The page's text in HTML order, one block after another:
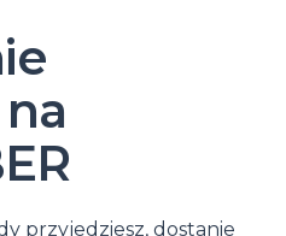
przyjedziesz, dostanie